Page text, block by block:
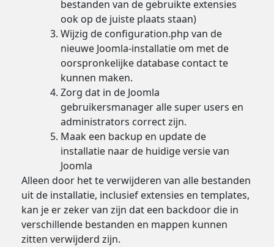
bestanden van de gebruikte extensies
ook op de juiste plaats staan)
Wijzig de configuration.php van de
nieuwe Joomla-installatie om met de
oorspronkelijke database contact te
kunnen maken.
Zorg dat in de Joomla
gebruikersmanager alle super users en
administrators correct zijn.
Maak een backup en update de
installatie naar de huidige versie van
Joomla
Alleen door het te verwijderen van alle bestanden
uit de installatie, inclusief extensies en templates,
kan je er zeker van zijn dat een backdoor die in
verschillende bestanden en mappen kunnen
zitten verwijderd zijn.